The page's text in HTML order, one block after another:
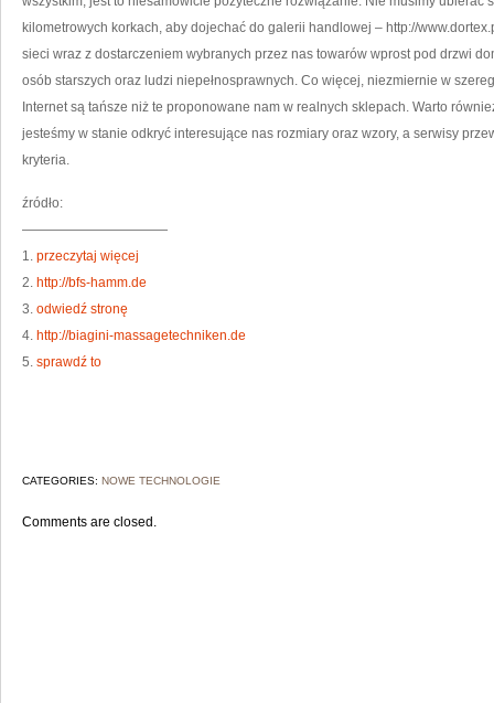
kilometrowych korkach, aby dojechać do galerii handlowej – http://
sieci wraz z dostarczeniem wybranych przez nas towarów wprost pod drzwi
osób starszych oraz ludzi niepełnosprawnych. Co więcej, niezmiernie w
Internet są tańsze niż te proponowane nam w realnych sklepach. Warto
jesteśmy w stanie odkryć interesujące nas rozmiary oraz wzory, a serwisy
kryteria.
źródło:
———————————
1. przeczytaj więcej
2. http://bfs-hamm.de
3. odwiedź stronę
4. http://biagini-massagetechniken.de
5. sprawdź to
CATEGORIES: NOWE TECHNOLOGIE
Comments are closed.